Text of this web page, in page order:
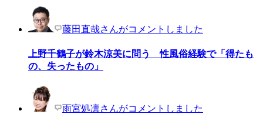
藤田直哉さんがコメントしました
上野千鶴子が鈴木涼美に問う 性風俗経験で「得たも
の、失ったもの」
雨宮処凛さんがコメントしました